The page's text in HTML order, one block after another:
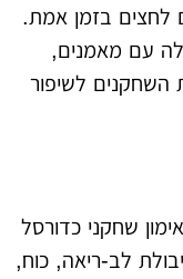
לחצים בזמן אמת.
עם מאמנים,
השחקנים לשיפור
שחקני כדורסל
לב-ריאה, כוח,